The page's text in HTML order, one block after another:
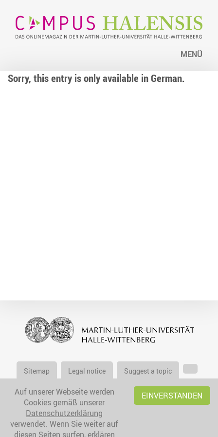
MENÜ
Sorry, this entry is only available in German.
Sitemap Legal notice Suggest a topic
Auf unserer Webseite werden
Cookies gemäß unserer
Datenschutzerklärung
verwendet. Wenn Sie weiter auf
diesen Seiten surfen, erklären
EINVERSTANDEN